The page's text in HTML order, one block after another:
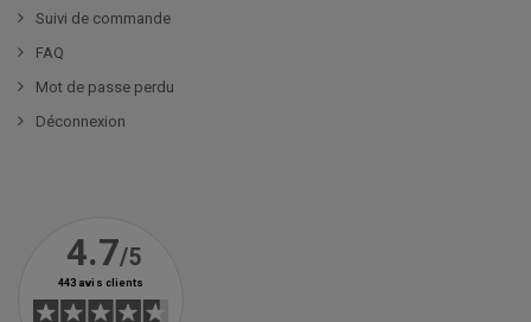
Suivi de commande
FAQ
Mot de passe perdu
Déconnexion